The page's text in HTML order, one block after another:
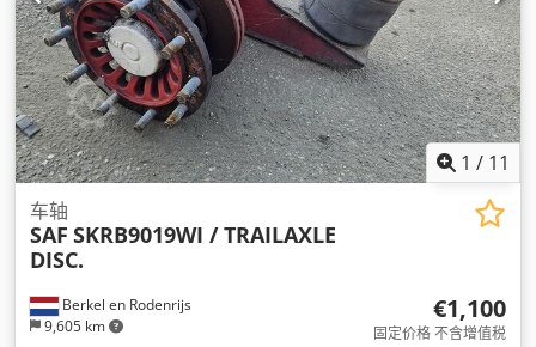
1 / 11
Berkel en Rodenrijs
9,605 km
车轴
SAF SKRB9019WI / TRAILAXLE
DISC.
€1,100
固定价格 不含增值税